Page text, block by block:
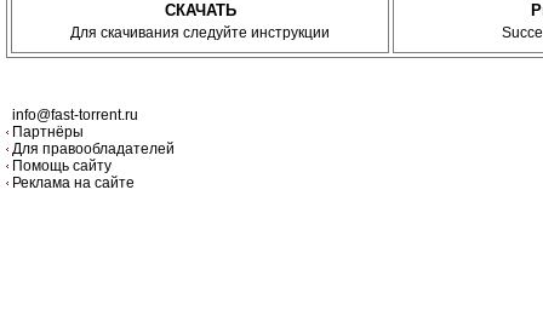
СКАЧАТЬ
Для скачивания следуйте инструкции
info@fast-torrent.ru
Партнёры
Для правообладателей
Помощь сайту
Реклама на сайте